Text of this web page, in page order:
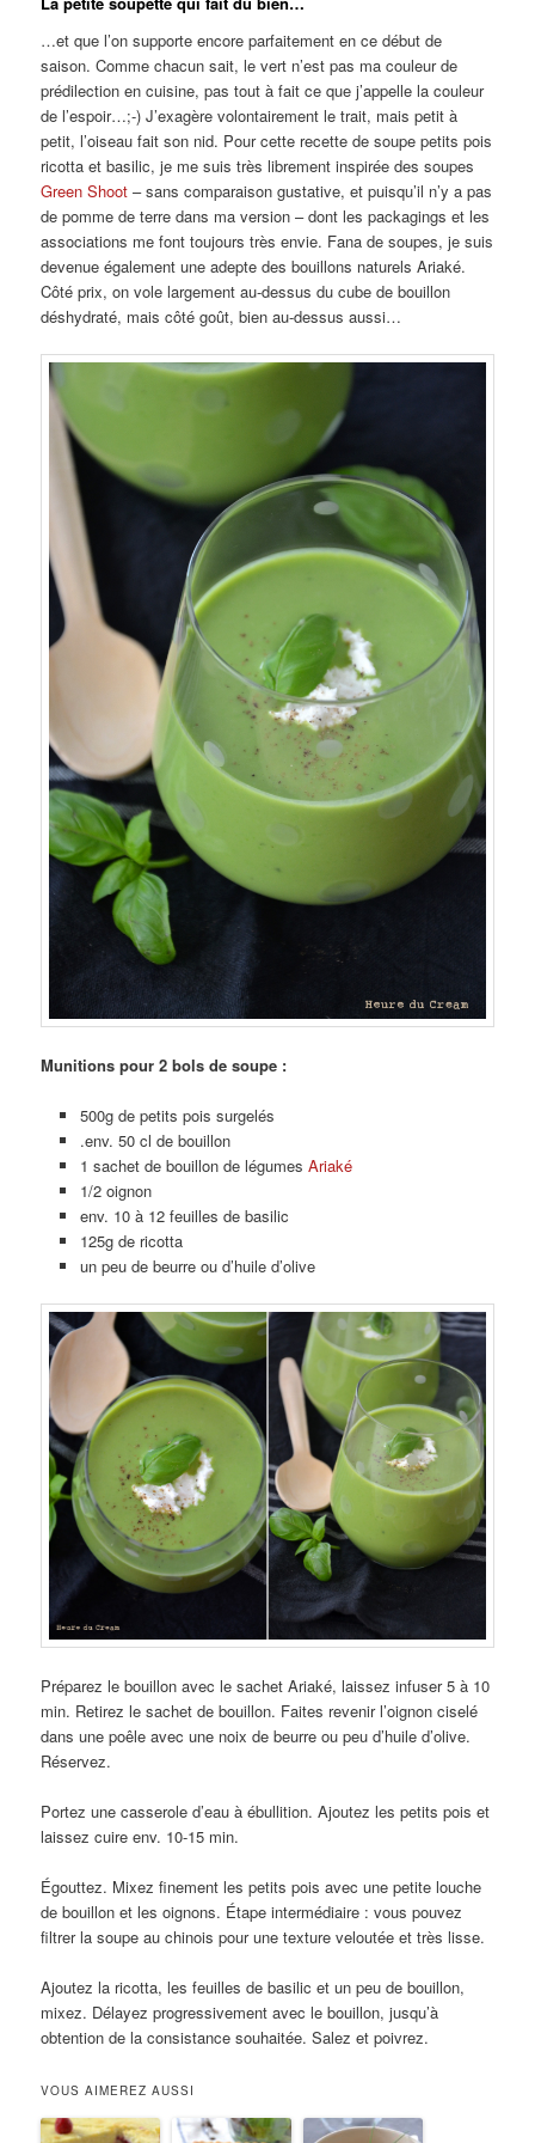
…et que l’on supporte encore parfaitement en ce début de
saison. Comme chacun sait, le vert n’est pas ma couleur de
prédilection en cuisine, pas tout à fait ce que j’appelle la couleur
de l’espoir…;-) J’exagère volontairement le trait, mais petit à
petit, l’oiseau fait son nid. Pour cette recette de soupe petits pois
ricotta et basilic, je me suis très librement inspirée des soupes
Green Shoot – sans comparaison gustative, et puisqu’il n’y a pas
de pomme de terre dans ma version – dont les packagings et les
associations me font toujours très envie. Fana de soupes, je suis
devenue également une adepte des bouillons naturels Ariaké.
Côté prix, on vole largement au-dessus du cube de bouillon
déshydraté, mais côté goût, bien au-dessus aussi…
Munitions pour 2 bols de soupe :
500g de petits pois surgelés
.env. 50 cl de bouillon
1 sachet de bouillon de légumes Ariaké
1/2 oignon
env. 10 à 12 feuilles de basilic
125g de ricotta
un peu de beurre ou d’huile d’olive
Préparez le bouillon avec le sachet Ariaké, laissez infuser 5 à 10
min. Retirez le sachet de bouillon. Faites revenir l’oignon ciselé
dans une poêle avec une noix de beurre ou peu d’huile d’olive.
Réservez.
Portez une casserole d’eau à ébullition. Ajoutez les petits pois et
laissez cuire env. 10-15 min.
Égouttez. Mixez finement les petits pois avec une petite louche
de bouillon et les oignons. Étape intermédiaire : vous pouvez
filtrer la soupe au chinois pour une texture veloutée et très lisse.
Ajoutez la ricotta, les feuilles de basilic et un peu de bouillon,
mixez. Délayez progressivement avec le bouillon, jusqu’à
obtention de la consistance souhaitée. Salez et poivrez.
VOUS AIMEREZ AUSSI